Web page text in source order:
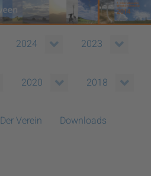
2024 2023
2020 2018
Der Verein Downloads